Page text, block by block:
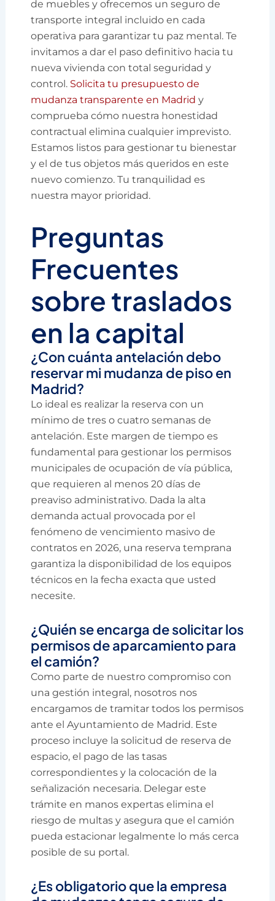
de muebles y ofrecemos un seguro de
transporte integral incluido en cada
operativa para garantizar tu paz mental. Te
invitamos a dar el paso definitivo hacia tu
nueva vivienda con total seguridad y
control. Solicita tu presupuesto de
mudanza transparente en Madrid y
comprueba cómo nuestra honestidad
contractual elimina cualquier imprevisto.
Estamos listos para gestionar tu bienestar
y el de tus objetos más queridos en este
nuevo comienzo. Tu tranquilidad es
nuestra mayor prioridad.
Preguntas
Frecuentes
sobre traslados
en la capital
¿Con cuánta antelación debo
reservar mi mudanza de piso en
Madrid?
Lo ideal es realizar la reserva con un
mínimo de tres o cuatro semanas de
antelación. Este margen de tiempo es
fundamental para gestionar los permisos
municipales de ocupación de vía pública,
que requieren al menos 20 días de
preaviso administrativo. Dada la alta
demanda actual provocada por el
fenómeno de vencimiento masivo de
contratos en 2026, una reserva temprana
garantiza la disponibilidad de los equipos
técnicos en la fecha exacta que usted
necesite.
¿Quién se encarga de solicitar los
permisos de aparcamiento para
el camión?
Como parte de nuestro compromiso con
una gestión integral, nosotros nos
encargamos de tramitar todos los permisos
ante el Ayuntamiento de Madrid. Este
proceso incluye la solicitud de reserva de
espacio, el pago de las tasas
correspondientes y la colocación de la
señalización necesaria. Delegar este
trámite en manos expertas elimina el
riesgo de multas y asegura que el camión
pueda estacionar legalmente lo más cerca
posible de su portal.
¿Es obligatorio que la empresa